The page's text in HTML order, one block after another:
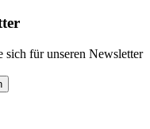
sich für unseren Newsletter